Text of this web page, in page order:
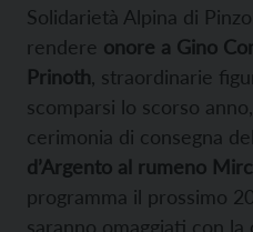
Solidarietà Alpina di
rendere onore a Gino
Prinoth , straordinarie
scomparsi lo scorso
cerimonia di consegna
d’Argento al rumeno
programma il prossimo
saranno omaggiati con la